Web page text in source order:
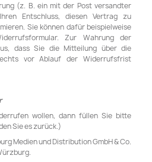
(z. B. ein mit der Post versandter
Entschluss, diesen Vertrag zu
Sie können dafür beispielweise
Zur Wahrung der
dass Sie die Mitteilung über die
vor Ablauf der Widerrufsfrist
wollen, dann füllen Sie bitte
Sie es zurück.)
Medien und Distribution GmbH & Co.